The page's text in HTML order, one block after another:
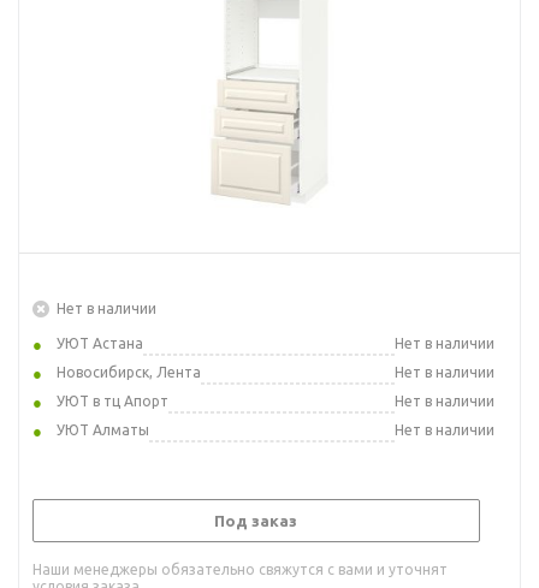
Нет в наличии
УЮТ Астана
Нет в наличии
Новосибирск, Лента
Нет в наличии
УЮТ в тц Апорт
Нет в наличии
УЮТ Алматы
Нет в наличии
Под заказ
Наши менеджеры обязательно свяжутся с вами и уточнят